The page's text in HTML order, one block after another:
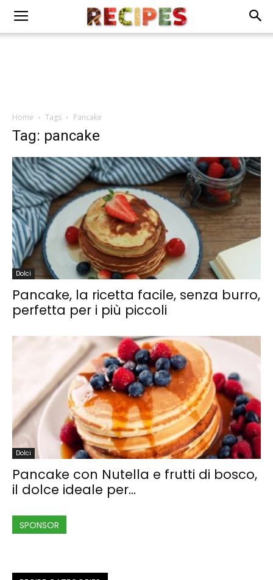
Home Tags Pancake
Tag: pancake
Dolci
Pancake, la ricetta facile, senza burro,
perfetta per i più piccoli
Dolci
Pancake con Nutella e frutti di bosco,
il dolce ideale per...
SPONSOR